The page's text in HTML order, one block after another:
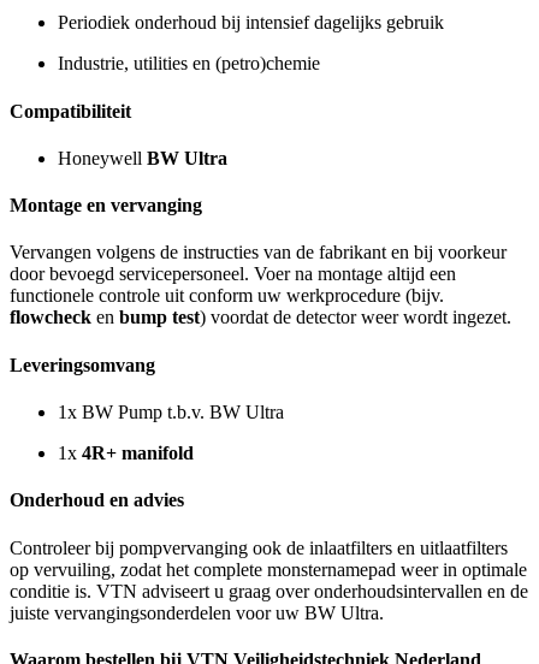
Periodiek onderhoud bij intensief dagelijks gebruik
Industrie, utilities en (petro)chemie
Compatibiliteit
Honeywell BW Ultra
Montage en vervanging
Vervangen volgens de instructies van de fabrikant en bij voorkeur
door bevoegd servicepersoneel. Voer na montage altijd een
functionele controle uit conform uw werkprocedure (bijv.
flowcheck en bump test) voordat de detector weer wordt ingezet.
Leveringsomvang
1x BW Pump t.b.v. BW Ultra
1x 4R+ manifold
Onderhoud en advies
Controleer bij pompvervanging ook de inlaatfilters en uitlaatfilters
op vervuiling, zodat het complete monsternamepad weer in optimale
conditie is. VTN adviseert u graag over onderhoudsintervallen en de
juiste vervangingsonderdelen voor uw BW Ultra.
Waarom bestellen bij VTN Veiligheidstechniek Nederland